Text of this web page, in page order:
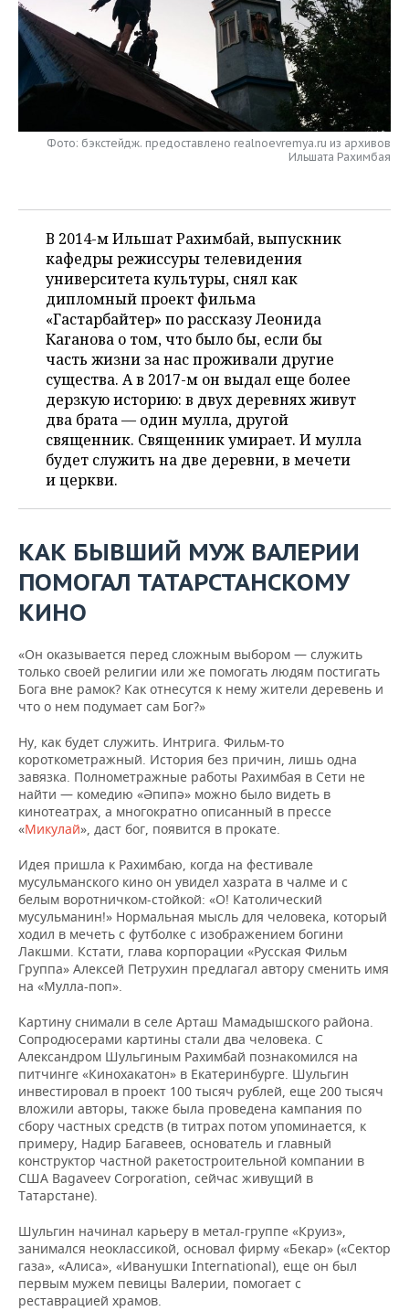
НЕФТЕХИМИЯ
НЕФТЬ
ОПК
ЭНЕРГЕТИКА
РОЗНИЧНАЯ ТОРГОВЛЯ
ТРАНСПОРТ
НОВОСТИ ТЕХНОЛОГИЙ
IT
МЕРОПРИЯТИЯ
НОВОСТИ МЕРОПРИЯТИЙ
ВЫЕЗДНАЯ РЕДАКЦИЯ
ОТКРЫТАЯ ЛЕКЦИЯ
СПОРТ
БАСКЕТБОЛ
ВОЛЕЙБОЛ
КИБЕРСПОРТ
ФИГУРНОЕ КАТАНИЕ
ВОДНЫЕ ВИДЫ СПОРТА
ХОККЕЙ С МЯЧОМ
ИНФРАСТРУКТУРА
ИСТОРИЯ
КУЛЬТУРА
МЕДИЦИНА
ОБРАЗОВАНИЕ
ПРОИСШЕСТВИЯ
СПРАВОЧНИК
СПИСОК ПЕРСОН
СПИСОК КОМПАНИЙ
ПОЛНАЯ ВЕРСИЯ
Фото: бэкстейдж. предоставлено realnoevremya.ru из архивов
Ильшата Рахимбая
В 2014-м Ильшат Рахимбай, выпускник
кафедры режиссуры телевидения
университета культуры, снял как
дипломный проект фильма
«Гастарбайтер» по рассказу Леонида
Каганова о том, что было бы, если бы
часть жизни за нас проживали другие
существа. А в 2017-м он выдал еще более
дерзкую историю: в двух деревнях живут
два брата — один мулла, другой
священник. Священник умирает. И мулла
будет служить на две деревни, в мечети
и церкви.
КАК БЫВШИЙ МУЖ ВАЛЕРИИ
ПОМОГАЛ ТАТАРСТАНСКОМУ
КИНО
«Он оказывается перед сложным выбором — служить
только своей религии или же помогать людям постигать
Бога вне рамок? Как отнесутся к нему жители деревень и
что о нем подумает сам Бог?»
Ну, как будет служить. Интрига. Фильм-то
короткометражный. История без причин, лишь одна
завязка. Полнометражные работы Рахимбая в Сети не
найти — комедию «Әпипә» можно было видеть в
кинотеатрах, а многократно описанный в прессе
«Микулай», даст бог, появится в прокате.
Идея пришла к Рахимбаю, когда на фестивале
мусульманского кино он увидел хазрата в чалме и с
белым воротничком-стойкой: «О! Католический
мусульманин!» Нормальная мысль для человека, который
ходил в мечеть с футболке с изображением богини
Лакшми. Кстати, глава корпорации «Русская Фильм
Группа» Алексей Петрухин предлагал автору сменить имя
на «Мулла-поп».
Картину снимали в селе Арташ Мамадышского района.
Сопродюсерами картины стали два человека. С
Александром Шульгиным Рахимбай познакомился на
питчинге «Кинохакатон» в Екатеринбурге. Шульгин
инвестировал в проект 100 тысяч рублей, еще 200 тысяч
вложили авторы, также была проведена кампания по
сбору частных средств (в титрах потом упоминается, к
примеру, Надир Багавеев, основатель и главный
конструктор частной ракетостроительной компании в
США Bagaveev Corporation, сейчас живущий в
Татарстане).
Шульгин начинал карьеру в метал-группе «Круиз»,
занимался неоклассикой, основал фирму «Бекар» («Сектор
газа», «Алиса», «Иванушки International), еще он был
первым мужем певицы Валерии, помогает с
реставрацией храмов.